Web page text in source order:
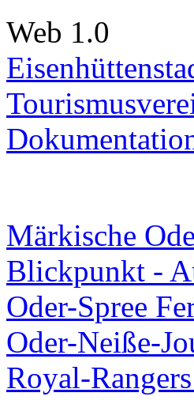
Web 1.0
Märkische
Blickpunkt -
Oder-Spree
Oder-Neiße-
Royal-